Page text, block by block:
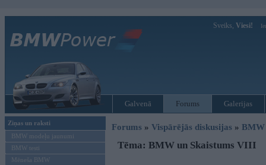
Sveiks, Viesi!
Galvenā Forums Galerijas
Ziņas un raksti
BMW modeļu jaunumi
BMW testi
Mēneša BMW
Forums » Vispārējās diskusijas » BMW
Tēma: BMW un Skaistums VIII